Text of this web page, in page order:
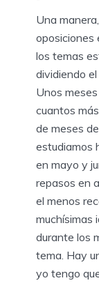
Una
oposiciones
los temas
dividiendo
Unos
cuantos
de meses
estudiamos
en mayo y
repasos en
el menos
muchísimas
durante los
tema. Hay
yo tengo